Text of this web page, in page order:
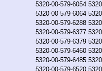
5320-00-579-6054
5320-00-579-6064
5320-00-579-6288
5320-00-579-6377
5320-00-579-6379
5320-00-579-6460
5320-00-579-6485
5320-00-579-6520